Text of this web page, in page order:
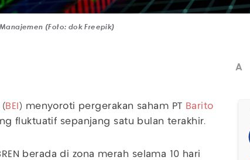
Manajemen (Foto: dok Freepik)
A
BEI ) menyoroti pergerakan saham PT
Barito
fluktuatif sepanjang satu bulan terakhir.
berada di zona merah selama 10 hari